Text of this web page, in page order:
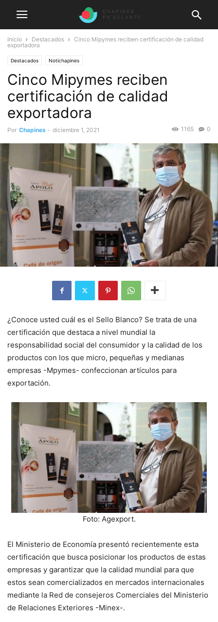
Inicio Destacados
Cinco Mipymes reciben certificación de calidad
exportadora
Destacados Notichapines
Cinco Mipymes reciben
certificación de calidad
exportadora
Por Chapines - diciembre 1, 2021 0
1165
¿Conoce usted cuál es el Sello Blanco? Se trata de una
certificación que destaca a nivel mundial la
responsabilidad social del consumidor y la calidad de los
productos con los que micro, pequeñas y medianas
empresas -Mpymes- confeccionan artículos para
exportación.
Foto: Agexport.
El Ministerio de Economía presentó recientemente esta
certificación que busca posicionar los productos de estas
empresas y garantizar que la calidad mundial para que
estos sean comercializados en mercados internacionales
mediante la Red de consejeros Comerciales del Ministerio
de Relaciones Exteriores -Minex-.